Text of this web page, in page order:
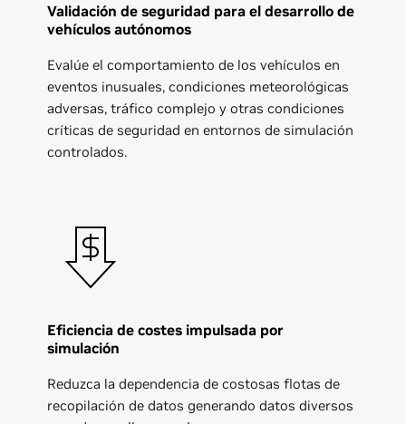
Validación de seguridad para el desarrollo de
vehículos autónomos
Evalúe el comportamiento de los vehículos en
eventos inusuales, condiciones meteorológicas
adversas, tráfico complejo y otras condiciones
críticas de seguridad en entornos de simulación
controlados.
Eficiencia de costes impulsada por
simulación
Reduzca la dependencia de costosas flotas de
recopilación de datos generando datos diversos